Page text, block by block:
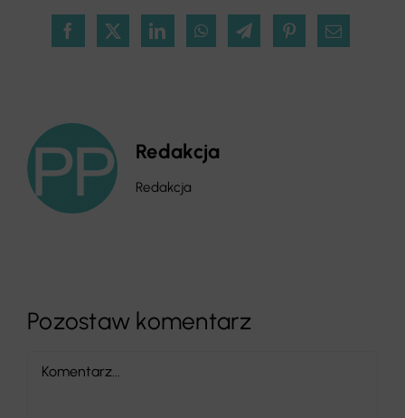
Redakcja
Redakcja
Pozostaw komentarz
Comment